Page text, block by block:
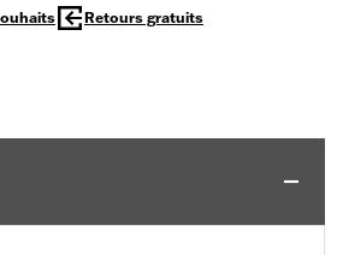
Retours gratuits